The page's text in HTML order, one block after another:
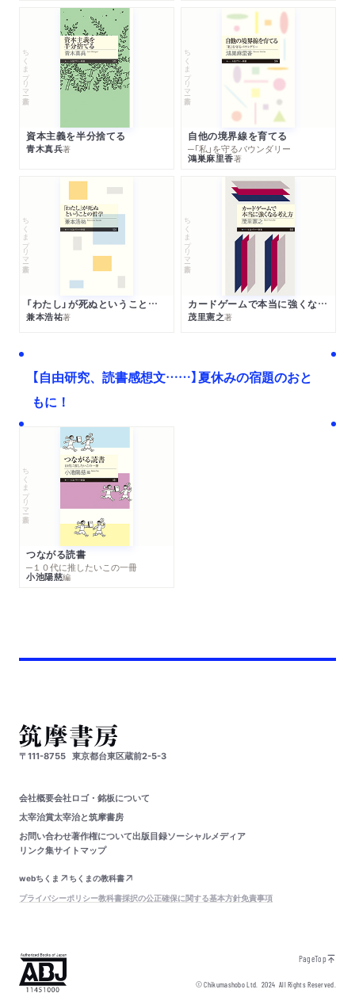
ちくまプリマー新書
資本主義を半分捨てる
青木真兵著
ちくまプリマー新書
自他の境界線を育てる
─「私」を守るバウンダリー
鴻巣麻里香著
ちくまプリマー新書
「わたし」が死ぬということの哲学
兼本浩祐著
ちくまプリマー新書
カードゲームで本当に強くなる考え方
茂里憲之著
【自由研究、読書感想文……】夏休みの宿題のおと
もに！
ちくまプリマー新書
つながる読書
─１０代に推したいこの一冊
小池陽慈編
〒111-8755 東京都台東区蔵前2-5-3
会社概要会社ロゴ・銘板について
太宰治賞太宰治と筑摩書房
お問い合わせ著作権について出版目録ソーシャルメディア
リンク集サイトマップ
webちくま
ちくまの教科書
プライバシーポリシー教科書採択の公正確保に関する基本方針免責事項
PageTop
© Chikumashobo Ltd.2024 All Rights Reserved.